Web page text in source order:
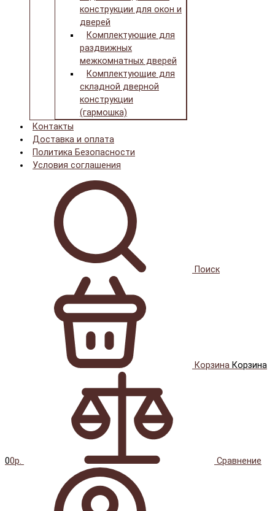
конструкции для окон и
дверей
Комплектующие для
раздвижных
межкомнатных дверей
Комплектующие для
складной дверной
конструкции
(гармошка)
Контакты
Доставка и оплата
Политика Безопасности
Условия соглашения
Поиск
Корзина Корзина
00р. Сравнение